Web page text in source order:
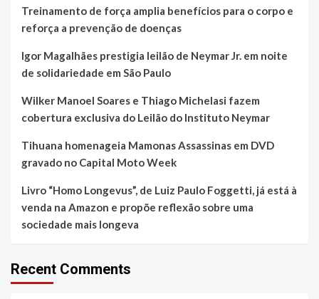
Treinamento de força amplia benefícios para o corpo e
reforça a prevenção de doenças
Igor Magalhães prestigia leilão de Neymar Jr. em noite
de solidariedade em São Paulo
Wilker Manoel Soares e Thiago Michelasi fazem
cobertura exclusiva do Leilão do Instituto Neymar
Tihuana homenageia Mamonas Assassinas em DVD
gravado no Capital Moto Week
Livro “Homo Longevus”, de Luiz Paulo Foggetti, já está à
venda na Amazon e propõe reflexão sobre uma
sociedade mais longeva
Recent Comments